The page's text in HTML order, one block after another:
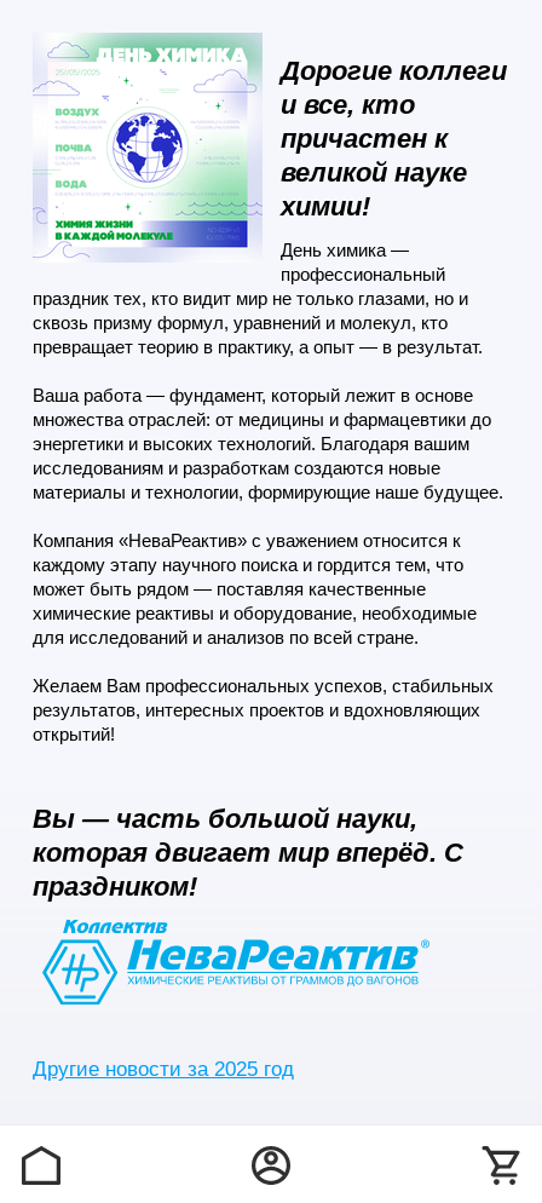
Дорогие коллеги
и все, кто
причастен к
великой науке
химии!
День химика —
профессиональный
праздник тех, кто видит мир не только глазами, но и
сквозь призму формул, уравнений и молекул, кто
превращает теорию в практику, а опыт — в результат.
Ваша работа — фундамент, который лежит в основе
множества отраслей: от медицины и фармацевтики до
энергетики и высоких технологий. Благодаря вашим
исследованиям и разработкам создаются новые
материалы и технологии, формирующие наше будущее.
Компания «НеваРеактив» с уважением относится к
каждому этапу научного поиска и гордится тем, что
может быть рядом — поставляя качественные
химические реактивы и оборудование, необходимые
для исследований и анализов по всей стране.
Желаем Вам профессиональных успехов, стабильных
результатов, интересных проектов и вдохновляющих
открытий!
Вы — часть большой науки,
которая двигает мир вперёд. С
праздником!
Другие новости за 2025 год